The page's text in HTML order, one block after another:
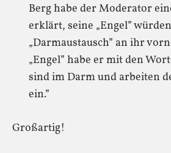
Berg habe der Moderator
erklärt, seine „Engel”
„Darmaustausch” an ihr
„Engel” habe er mit den
sind im Darm und arbeiten
ein.”
Großartig!